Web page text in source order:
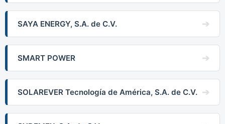
SAYA ENERGY, S.A. de C.V.
SMART POWER
SOLAREVER Tecnología de América, S.A. de C.V.